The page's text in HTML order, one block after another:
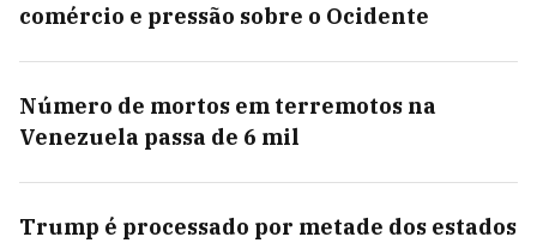
comércio e pressão sobre o Ocidente
Número de mortos em terremotos na
Venezuela passa de 6 mil
Trump é processado por metade dos estados